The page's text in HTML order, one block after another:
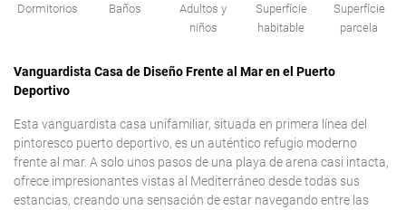
Dormitorios Baños
Adultos y
niños
Superfície
habitable
Superfície
parcela
Vanguardista Casa de Diseño Frente al Mar en el Puerto
Deportivo
Esta vanguardista casa unifamiliar, situada en primera línea del
pintoresco puerto deportivo, es un auténtico refugio moderno
frente al mar. A solo unos pasos de una playa de arena casi intacta,
ofrece impresionantes vistas al Mediterráneo desde todas sus
estancias, creando una sensación de estar navegando entre las